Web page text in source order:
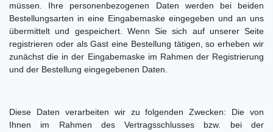
müssen. Ihre personenbezogenen Daten werden bei beiden
Bestellungsarten in eine Eingabemaske eingegeben und an uns
übermittelt und gespeichert. Wenn Sie sich auf unserer Seite
registrieren oder als Gast eine Bestellung tätigen, so erheben wir
zunächst die in der Eingabemaske im Rahmen der Registrierung
und der Bestellung eingegebenen Daten.
Diese Daten verarbeiten wir zu folgenden Zwecken: Die von
Ihnen im Rahmen des Vertragsschlusses bzw. bei der